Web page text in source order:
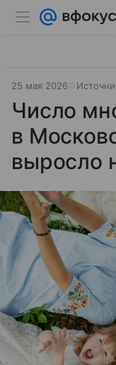
25 мая 2026
Число
в
выросло